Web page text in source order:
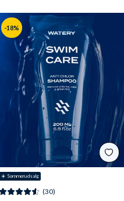
-18%
☀️ Sommerudsalg
(30)